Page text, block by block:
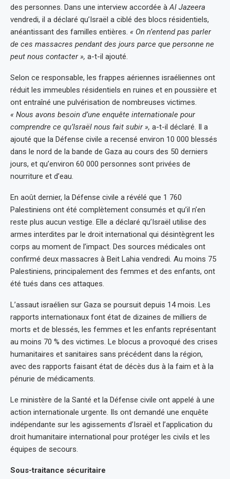
des personnes. Dans une interview accordée àAl Jazeera
vendredi, il a déclaré qu’Israël a ciblé des blocs résidentiels,
anéantissant des familles entières. « On n’entend pas parler
de ces massacres pendant des jours parce que personne ne
peut nous contacter », a-t-il ajouté.
Selon ce responsable, les frappes aériennes israéliennes ont
réduit les immeubles résidentiels en ruines et en poussière et
ont entraîné une pulvérisation de nombreuses victimes.
« Nous avons besoin d’une enquête internationale pour
comprendre ce qu’Israël nous fait subir », a-t-il déclaré. Il a
ajouté que la Défense civile a recensé environ 10 000 blessés
dans le nord de la bande de Gaza au cours des 50 derniers
jours, et qu’environ 60 000 personnes sont privées de
nourriture et d’eau.
En août dernier, la Défense civile a révélé que 1 760
Palestiniens ont été complètement consumés et qu’il n’en
reste plus aucun vestige. Elle a déclaré qu’Israël utilise des
armes interdites par le droit international qui désintègrent les
corps au moment de l’impact. Des sources médicales ont
confirmé deux massacres à Beit Lahia vendredi. Au moins 75
Palestiniens, principalement des femmes et des enfants, ont
été tués dans ces attaques.
L’assaut israélien sur Gaza se poursuit depuis 14 mois. Les
rapports internationaux font état de dizaines de milliers de
morts et de blessés, les femmes et les enfants représentant
au moins 70 % des victimes. Le blocus a provoqué des crises
humanitaires et sanitaires sans précédent dans la région,
avec des rapports faisant état de décès dus à la faim et à la
pénurie de médicaments.
Le ministère de la Santé et la Défense civile ont appelé à une
action internationale urgente. Ils ont demandé une enquête
indépendante sur les agissements d’Israël et l’application du
droit humanitaire international pour protéger les civils et les
équipes de secours.
Sous-traitance sécuritaire